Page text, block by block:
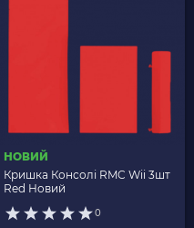
НОВИЙ
Кришка Консолі RMC Wii 3шт
Red Новий
0